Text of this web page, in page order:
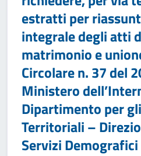
estratti per
integrale degli atti
matrimonio e
Circolare n. 37 del
Ministero
Dipartimento per
Territoriali –
Servizi Demografici